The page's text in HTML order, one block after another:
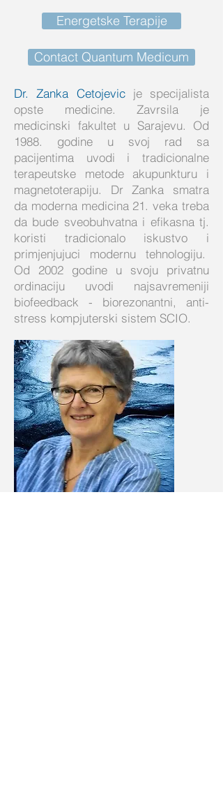
Energetske Terapije
Contact Quantum Medicum
Dr. Zanka Cetojevicje specijalista
opste medicine. Zavrsila je
medicinski fakultet u Sarajevu. Od
1988. godine u svoj rad sa
pacijentima uvodi i tradicionalne
terapeutske metode akupunkturu i
magnetoterapiju. Dr Zanka smatra
da moderna medicina 21. veka treba
da bude sveobuhvatna i efikasna tj.
koristi tradicionalo iskustvo i
primjenjujuci modernu tehnologiju.
Od 2002 godine u svoju privatnu
ordinaciju uvodi najsavremeniji
biofeedback - biorezonantni, anti-
stress kompjuterski sistem SCIO.